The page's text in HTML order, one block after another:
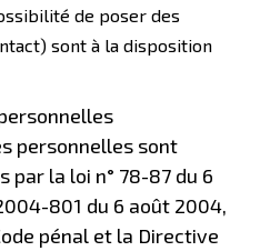
de poser des
sont à la disposition
personnelles sont
la loi n° 78-87 du 6
801 du 6 août 2004,
pénal et la Directive